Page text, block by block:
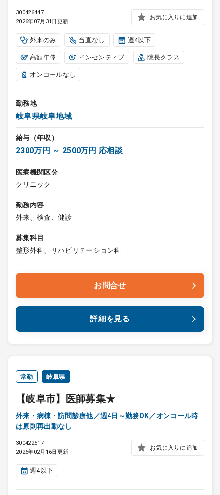
300426447
2026年07月31日更新
お気に入りに追加
外来のみ 当直なし 週4以下
高額年俸 インセンティブ 院長クラス
オンコールなし
勤務地
岐阜県岐阜地域
給与（年収）
2300万円 ～ 2500万円 応相談
医療機関区分
クリニック
勤務内容
外来、検査、健診
募集科目
整形外科、リハビリテーション科
お問合せ
詳細を見る
常勤 岐阜県
【岐阜市】医師募集★
外来・病棟・訪問診療他／週4日～勤務OK／オンコール時
は原則再出動なし
300422517
2026年02月16日更新
お気に入りに追加
週4以下